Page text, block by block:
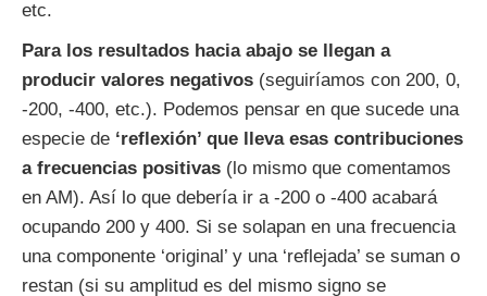
etc.
Para los resultados hacia abajo se llegan a
producir valores negativos (seguiríamos con 200, 0,
-200, -400, etc.). Podemos pensar en que sucede una
especie de ‘reflexión’ que lleva esas contribuciones
a frecuencias positivas (lo mismo que comentamos
en AM). Así lo que debería ir a -200 o -400 acabará
ocupando 200 y 400. Si se solapan en una frecuencia
una componente ‘original’ y una ‘reflejada’ se suman o
restan (si su amplitud es del mismo signo se